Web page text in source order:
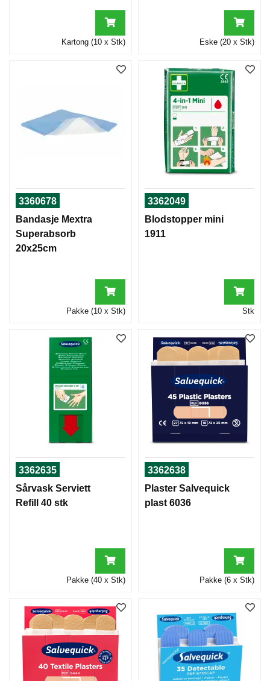
Kartong (10 x Stk) Eske (20 x Stk)
3360678
Bandasje Mextra
Superabsorb
20x25cm
Pakke (10 x Stk)
3362049
Blodstopper mini
1911
Stk
3362635
Sårvask Serviett
Refill 40 stk
Pakke (40 x Stk)
3362638
Plaster Salvequick
plast 6036
Pakke (6 x Stk)